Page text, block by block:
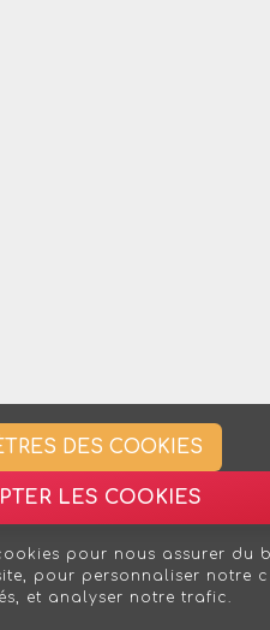
DES COOKIES
LES COOKIES
pour nous assurer du
pour personnaliser notre
et analyser notre trafic.